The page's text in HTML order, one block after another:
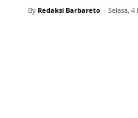
By Redaksi Barbareto Selasa, 4